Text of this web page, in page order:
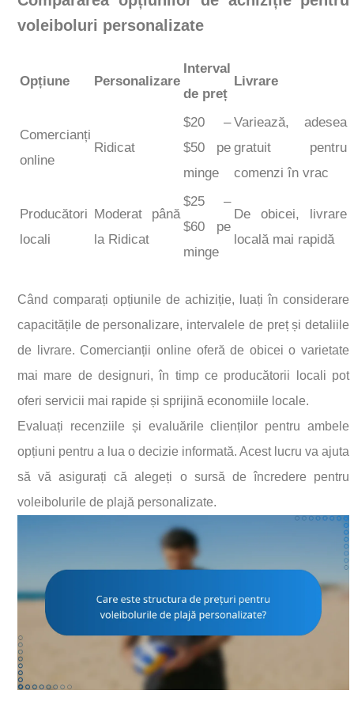
voleiboluri personalizate
Opțiune Personalizare
Interval
de preț
Livrare
Comercianți
online
Ridicat
$20 –
$50 pe
minge
Variează, adesea
gratuit pentru
comenzi în vrac
Producători
locali
Moderat până
la Ridicat
$25 –
$60 pe
minge
De obicei, livrare
locală mai rapidă
Când comparați opțiunile de achiziție, luați în considerare
capacitățile de personalizare, intervalele de preț și detaliile
de livrare. Comercianții online oferă de obicei o varietate
mai mare de designuri, în timp ce producătorii locali pot
oferi servicii mai rapide și sprijină economiile locale.
Evaluați recenziile și evaluările clienților pentru ambele
opțiuni pentru a lua o decizie informată. Acest lucru va ajuta
să vă asigurați că alegeți o sursă de încredere pentru
voleibolurile de plajă personalizate.